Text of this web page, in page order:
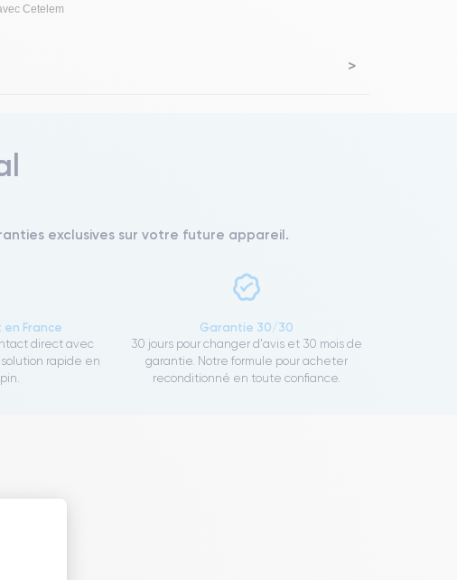
Cetelem
exclusives sur votre future appareil.
en France
direct avec
rapide en
Garantie 30/30
30 jours pour changer d'avis et 30 mois de
garantie. Notre formule pour acheter
reconditionné en toute confiance.